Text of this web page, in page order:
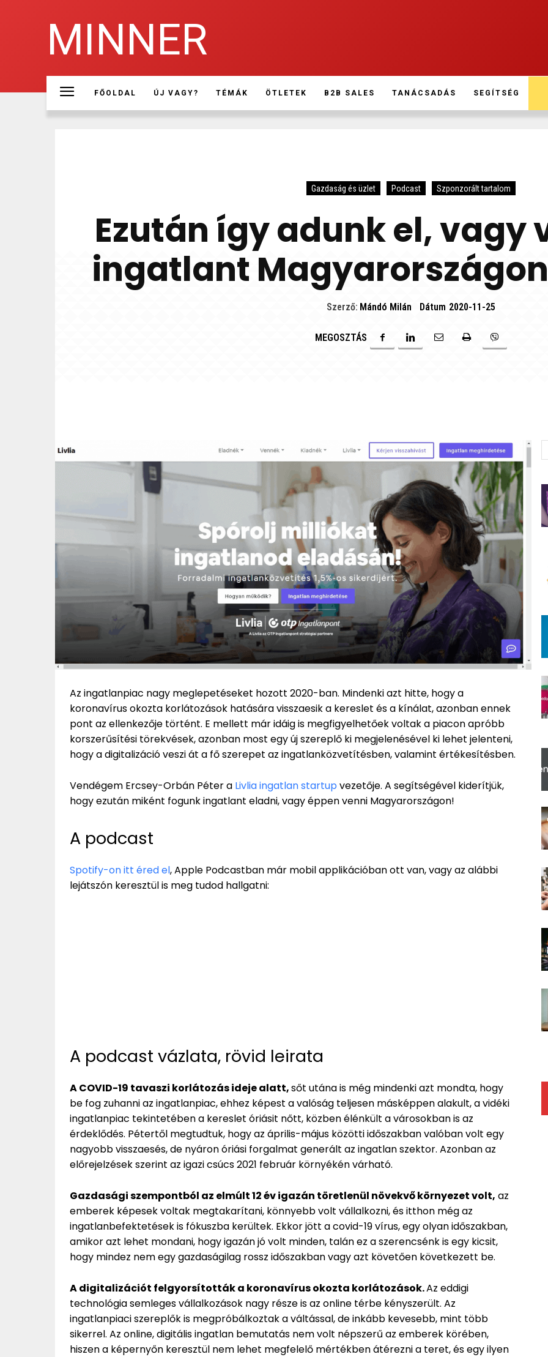
MINNER
FŐOLDAL ÚJ VAGY? TÉMÁK ÖTLETEK B2B SALES TANÁCSADÁS SEGÍTSÉG
Gazdaság és üzlet Podcast Szponzorált tartalom
Ezután így adunk el, vagy
ingatlant
Szerző: Mándó Milán Dátum 2020-11-25
MEGOSZTÁS
Az ingatlanpiac nagy meglepetéseket hozott 2020-ban. Mindenki azt hitte, hogy a
koronavírus okozta korlátozások hatására visszaesik a kereslet és a kínálat, azonban ennek
pont az ellenkezője történt. E mellett már idáig is megfigyelhetőek voltak a piacon apróbb
korszerűsítési törekvések, azonban most egy új szereplő ki megjelenésével ki lehet jelenteni,
hogy a digitalizáció veszi át a fő szerepet az ingatlanközvetítésben, valamint értékesítésben.
Vendégem Ercsey-Orbán Péter a Livlia ingatlan startupvezetője. A segítségével kiderítjük,
hogy ezután miként fogunk ingatlant eladni, vagy éppen venni Magyarországon!
A podcast
Spotify-on itt éred el, Apple Podcastban már mobil applikációban ott van, vagy az alábbi
lejátszón keresztül is meg tudod hallgatni:
A podcast vázlata, rövid leirata
A COVID-19 tavaszi korlátozás ideje alatt,sőt utána is még mindenki azt mondta, hogy
be fog zuhanni az ingatlanpiac, ehhez képest a valóság teljesen másképpen alakult, a vidéki
ingatlanpiac tekintetében a kereslet óriásit nőtt, közben élénkült a városokban is az
érdeklődés. Pétertől megtudtuk, hogy az április-május közötti időszakban valóban volt egy
nagyobb visszaesés, de nyáron óriási forgalmat generált az ingatlan szektor. Azonban az
előrejelzések szerint az igazi csúcs 2021 február környékén várható.
Gazdasági szempontból az elmúlt 12 év igazán töretlenül növekvő környezet volt, az
emberek képesek voltak megtakarítani, könnyebb volt vállalkozni, és itthon még az
ingatlanbefektetések is fókuszba kerültek. Ekkor jött a covid-19 vírus, egy olyan időszakban,
amikor azt lehet mondani, hogy igazán jó volt minden, talán ez a szerencsénk is egy kicsit,
hogy mindez nem egy gazdaságilag rossz időszakban vagy azt követően következett be.
A digitalizációt felgyorsították a koronavírus okozta korlátozások.Az eddigi
technológia semleges vállalkozások nagy része is az online térbe kényszerült. Az
ingatlanpiaci szereplők is megpróbálkoztak a váltással, de inkább kevesebb, mint több
sikerrel. Az online, digitális ingatlan bemutatás nem volt népszerű az emberek körében,
hiszen a képernyőn keresztül nem lehet megfelelő mértékben átérezni a teret, és egy ilyen